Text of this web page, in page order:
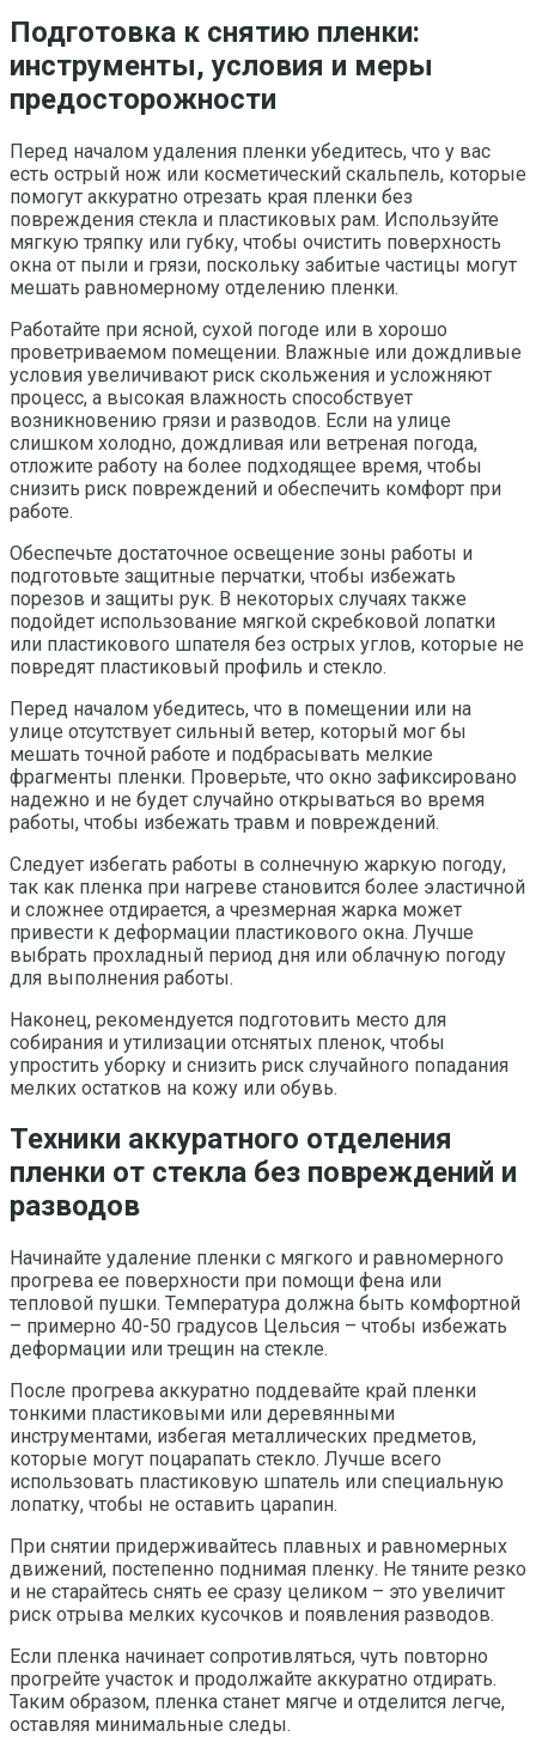
Подготовка к снятию пленки:
инструменты, условия и меры
предосторожности
Перед началом удаления пленки убедитесь, что у вас
есть острый нож или косметический скальпель, которые
помогут аккуратно отрезать края пленки без
повреждения стекла и пластиковых рам. Используйте
мягкую тряпку или губку, чтобы очистить поверхность
окна от пыли и грязи, поскольку забитые частицы могут
мешать равномерному отделению пленки.
Работайте при ясной, сухой погоде или в хорошо
проветриваемом помещении. Влажные или дождливые
условия увеличивают риск скольжения и усложняют
процесс, а высокая влажность способствует
возникновению грязи и разводов. Если на улице
слишком холодно, дождливая или ветреная погода,
отложите работу на более подходящее время, чтобы
снизить риск повреждений и обеспечить комфорт при
работе.
Обеспечьте достаточное освещение зоны работы и
подготовьте защитные перчатки, чтобы избежать
порезов и защиты рук. В некоторых случаях также
подойдет использование мягкой скребковой лопатки
или пластикового шпателя без острых углов, которые не
повредят пластиковый профиль и стекло.
Перед началом убедитесь, что в помещении или на
улице отсутствует сильный ветер, который мог бы
мешать точной работе и подбрасывать мелкие
фрагменты пленки. Проверьте, что окно зафиксировано
надежно и не будет случайно открываться во время
работы, чтобы избежать травм и повреждений.
Следует избегать работы в солнечную жаркую погоду,
так как пленка при нагреве становится более эластичной
и сложнее отдирается, а чрезмерная жарка может
привести к деформации пластикового окна. Лучше
выбрать прохладный период дня или облачную погоду
для выполнения работы.
Наконец, рекомендуется подготовить место для
собирания и утилизации отснятых пленок, чтобы
упростить уборку и снизить риск случайного попадания
мелких остатков на кожу или обувь.
Техники аккуратного отделения
пленки от стекла без повреждений и
разводов
Начинайте удаление пленки с мягкого и равномерного
прогрева ее поверхности при помощи фена или
тепловой пушки. Температура должна быть комфортной
– примерно 40-50 градусов Цельсия – чтобы избежать
деформации или трещин на стекле.
После прогрева аккуратно поддевайте край пленки
тонкими пластиковыми или деревянными
инструментами, избегая металлических предметов,
которые могут поцарапать стекло. Лучше всего
использовать пластиковую шпатель или специальную
лопатку, чтобы не оставить царапин.
При снятии придерживайтесь плавных и равномерных
движений, постепенно поднимая пленку. Не тяните резко
и не старайтесь снять ее сразу целиком – это увеличит
риск отрыва мелких кусочков и появления разводов.
Если пленка начинает сопротивляться, чуть повторно
прогрейте участок и продолжайте аккуратно отдирать.
Таким образом, пленка станет мягче и отделится легче,
оставляя минимальные следы.